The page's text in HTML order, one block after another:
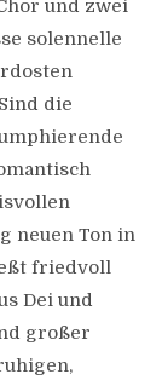
und zwei
solennelle
die
neuen Ton in
friedvoll
Dei und
großer